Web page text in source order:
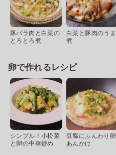
豚バラ肉と白菜の
とろとろ煮
白菜と豚肉のうま
煮
卵で作れるレシピ
シンプル！小松菜
と卵の中華炒め
豆腐にふんわり卵
あんかけ